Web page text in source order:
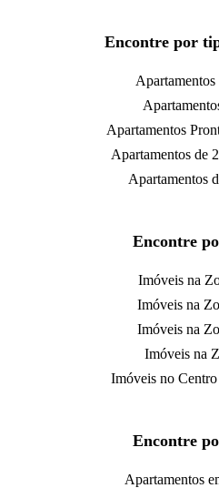
Encontre por
Apartamentos
Apartamentos
Apartamentos de
Apartamentos
Encontre
Imóveis na
Imóveis na
Imóveis na
Imóveis na
Imóveis no
Encontre
Apartamentos